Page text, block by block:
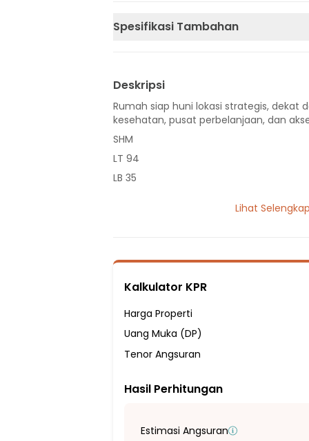
Spesifikasi Tambahan
Deskripsi
Rumah siap huni lokasi strategis, dekat
kesehatan, pusat perbelanjaan, dan
SHM
LT 94
LB 35
Hadap Utara
Fasilitas Sekitar Hunian:
4 menit ke Sekolah Menengah Atas
7 menit ke SMP Negeri 18 Depok
20 menit ke SMA Muhammadiyah 7
25 menit ke Sekolah Dasar Negeri
Lihat
Kalkulator KPR
Harga Properti
Uang Muka (DP)
Tenor Angsuran
Hasil Perhitungan
Estimasi Angsuran